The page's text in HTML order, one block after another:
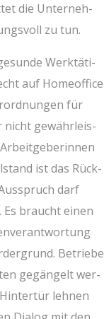
die Unter­neh­
zu tun.
Werk­tä­ti­
auf Home­of­fice
für
nicht gewähr­leis­
ist das Rück­
darf
braucht einen
Betrie­be
gegän­gelt wer­
leh­nen